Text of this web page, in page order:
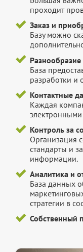
проходит
Заказ и
Базу можно
База
разработки и
Контактные
Каждая
Контроль за
Организация
стандарты и
информации.
Аналитика и
База данных
стратегии в
Собственный